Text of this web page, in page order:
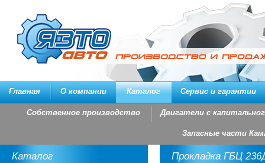
Главная О компании Каталог Сервис и гарантии
Собственное производство Двигатели с
Запасные части
Каталог Прокладка ГБЦ